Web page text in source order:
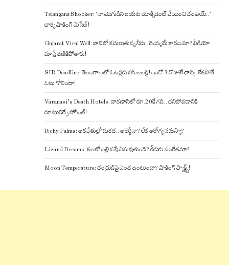
Telangana Shocker: ‘నా మొగుడిని బయట యాక్సిడెంట్ చేయించి చంపెయ్..’
భార్య షాకింగ్ మెసేజ్!
Gujarat Viral Well: బావిలో కదులుతున్న నీరు.. దెయ్యమే కారణమా? వీడియో
చూస్తే వణికిపోతారు!
SIR Deadline: తెలంగాణలో ఓటర్లకు బిగ్ అలర్ట్! ఇంకో 3 రోజులే ఛాన్స్, లేకపోతే
ఓటు గోవిందా!
Varanasi’s Death Hotels: వారణాసిలో రూ.20కే గది.. చనిపోవడానికి
రూములిచ్చే హోటల్!
Itchy Palms: అరచేతుల్లో దురద.. అలెర్జీనా? లేక ఆరోగ్య సమస్యా?
Lizard Dreams: కలలో బల్లి వస్తే ఏమవుతుంది? కీడుకు సంకేతమా?
Moon Temperature: చంద్రుడిపై ఎండ ఉంటుందా? షాకింగ్ ఫ్యాక్ట్స్!